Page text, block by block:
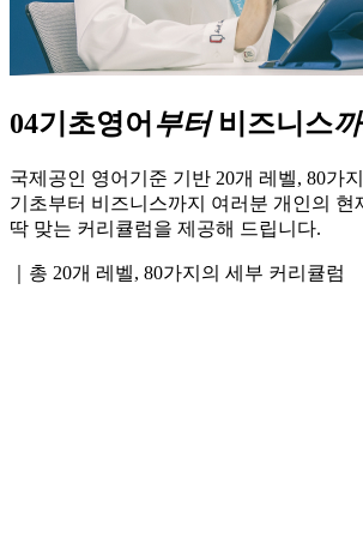
04기초영어 부터비즈니스
국제공인 영어기준 기반 20개 레벨, 80가
기초부터 비즈니스까지 여러분 개인의 현
딱 맞는 커리큘럼을 제공해 드립니다.
｜총 20개 레벨, 80가지의 세부 커리큘럼